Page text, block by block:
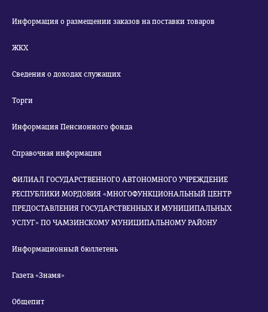
Информация о размещении заказов на поставки товаров
ЖКХ
Сведения о доходах служащих
Торги
Информация Пенсионного фонда
Справочная информация
ФИЛИАЛ ГОСУДАРСТВЕННОГО АВТОНОМНОГО УЧРЕЖДЕНИЕ
РЕСПУБЛИКИ МОРДОВИЯ «МНОГОФУНКЦИОНАЛЬНЫЙ ЦЕНТР
ПРЕДОСТАВЛЕНИЯ ГОСУДАРСТВЕННЫХ И МУНИЦИПАЛЬНЫХ
УСЛУГ» ПО ЧАМЗИНСКОМУ МУНИЦИПАЛЬНОМУ РАЙОНУ
Информационный бюллетень
Газета «Знамя»
Общепит